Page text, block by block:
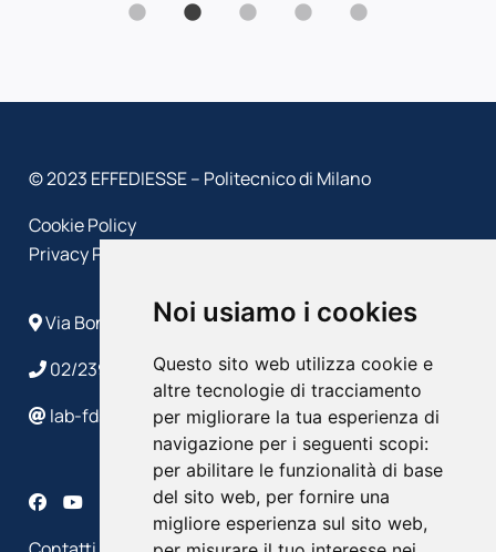
Noi usiamo i cookies
Questo sito web utilizza cookie e
altre tecnologie di tracciamento
per migliorare la tua esperienza di
navigazione per i seguenti scopi:
per abilitare le funzionalità di base
del sito web, per fornire una
migliore esperienza sul sito web,
© 2023 EFFEDIESSE – Politecnico di Milano
Cookie Policy
Privacy Policy
Via Bonardi, 9 - 20133 Milano
02/2399 4586/4632
lab-fds@polimi.it